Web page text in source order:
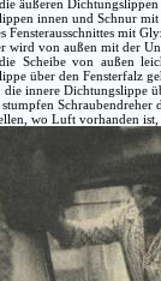
äußeren
innen und Schnur mit
Fensterausschnittes mit
wird von außen mit der
Scheibe von außen
über den Fensterfalz
die innere Dichtungslippe
Schraubendreher
wo Luft vorhanden ist,